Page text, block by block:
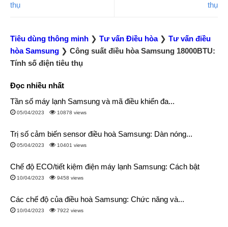
thụ
thụ
Tiêu dùng thông minh ❯ Tư vấn Điều hòa❯ Tư vấn điều
hòa Samsung ❯ Công suất điều hòa Samsung 18000BTU:
Tính số điện tiêu thụ
Đọc nhiều nhất
Tần số máy lạnh Samsung và mã điều khiển đa...
05/04/2023 10878 views
Trị số cảm biến sensor điều hoà Samsung: Dàn nóng...
05/04/2023 10401 views
Chế độ ECO/tiết kiệm điện máy lạnh Samsung: Cách bật
10/04/2023 9458 views
Các chế độ của điều hoà Samsung: Chức năng và...
10/04/2023 7922 views